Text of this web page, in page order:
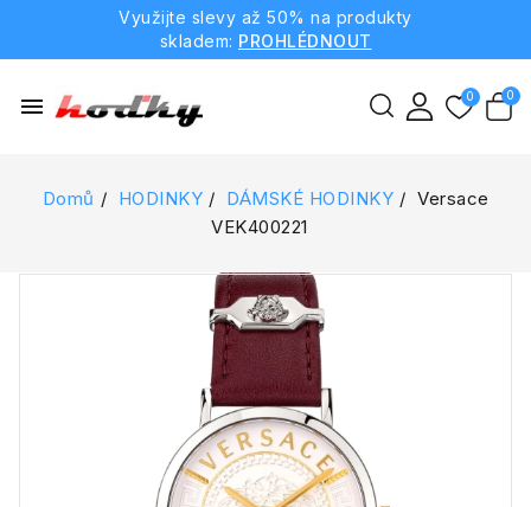
Využijte slevy až 50% na produkty
skladem: PROHLÉDNOUT
menu
Domů HODINKY DÁMSKÉ HODINKY
Versace
VEK400221